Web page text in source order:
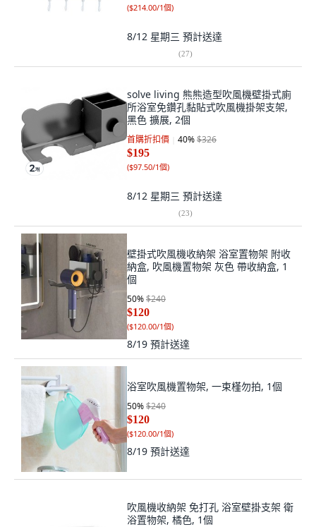
($214.00/1個)
8/12 星期三 預計送達
(27)
solve living 熊熊造型吹風機壁掛式廁
所浴室免鑽孔黏貼式吹風機掛架支架,
黑色 擴展, 2個
首購折扣價 40%$326
$195
($97.50/1個)
8/12 星期三 預計送達
(23)
壁掛式吹風機收納架 浴室置物架 附收
納盒, 吹風機置物架 灰色 帶收納盒, 1
個
50%$240
$120
($120.00/1個)
8/19 預計送達
浴室吹風機置物架, 一束槿勿拍, 1個
50%$240
$120
($120.00/1個)
8/19 預計送達
吹風機收納架 免打孔 浴室壁掛支架 衛
浴置物架, 橘色, 1個